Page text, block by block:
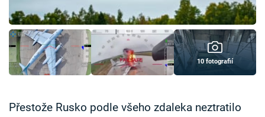
Přihlášení
10 fotografií
Přestože Rusko podle všeho zdaleka neztratilo